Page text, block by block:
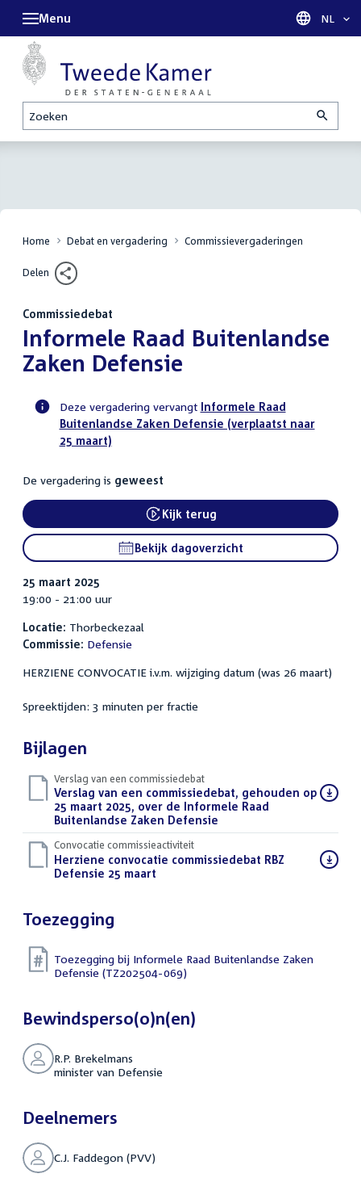
Zoeken
Menu Taal
NL
Home Debat en vergadering Commissievergaderingen
Delen
Commissiedebat
:Informele Raad Buitenlandse
Zaken Defensie
Voortgangsstatus
commissie
activiteit
Deze vergadering vervangt Informele Raad
Buitenlandse Zaken Defensie (verplaatst naar
25 maart)
De vergadering is geweest
External link:
Kijk terug
Bekijk dagoverzicht
25 maart 2025
19:00 - 21:00 uur
Locatie: Thorbeckezaal
Commissie: Defensie
HERZIENE CONVOCATIE i.v.m. wijziging datum (was 26 maart)
Spreektijden: 3 minuten per fractie
Bijlagen
Verslag van een commissiedebat
Download
bestand:
Verslag van een commissiedebat, gehouden op
25 maart 2025, over de Informele Raad
Buitenlandse Zaken Defensie
Convocatie commissieactiviteit
Download
bestand:
Herziene convocatie commissiedebat RBZ
Defensie 25 maart
Toezegging
Toezegging bij Informele Raad Buitenlandse Zaken
Defensie (TZ202504-069)
Bewindsperso(o)n(en)
R.P. Brekelmans
minister van Defensie
Deelnemers
C.J. Faddegon (PVV)